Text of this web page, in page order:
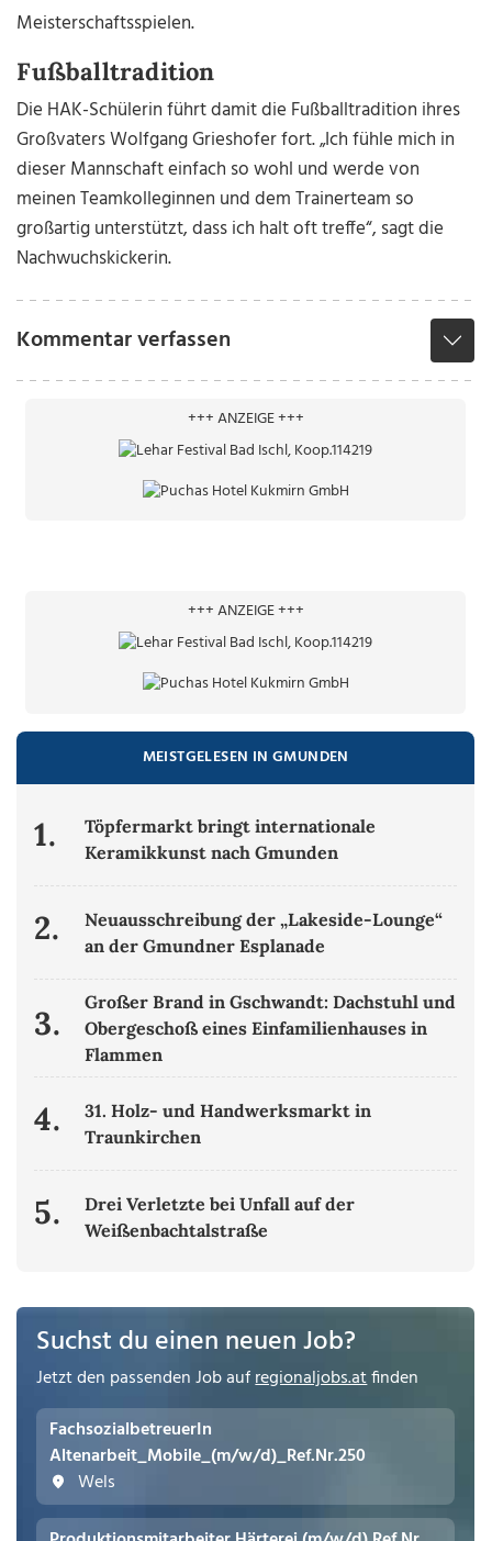
Meisterschaftsspielen.
Fußballtradition
Die HAK-Schülerin führt damit die Fußballtradition ihres
Großvaters Wolfgang Grieshofer fort. „Ich fühle mich in
dieser Mannschaft einfach so wohl und werde von
meinen Teamkolleginnen und dem Trainerteam so
großartig unterstützt, dass ich halt oft treffe“, sagt die
Nachwuchskickerin.
Kommentar verfassen
+++ ANZEIGE +++
+++ ANZEIGE +++
MEISTGELESEN IN GMUNDEN
1.
Töpfermarkt bringt internationale
Keramikkunst nach Gmunden
2.
Neuausschreibung der „Lakeside-Lounge“
an der Gmundner Esplanade
3.
Großer Brand in Gschwandt: Dachstuhl und
Obergeschoß eines Einfamilienhauses in
Flammen
4.
31. Holz- und Handwerksmarkt in
Traunkirchen
5.
Drei Verletzte bei Unfall auf der
Weißenbachtalstraße
Suchst du einen neuen Job?
Jetzt den passenden Job aufregionaljobs.atfinden
FachsozialbetreuerIn
Altenarbeit_Mobile_(m/w/d)_Ref.Nr.250
Wels